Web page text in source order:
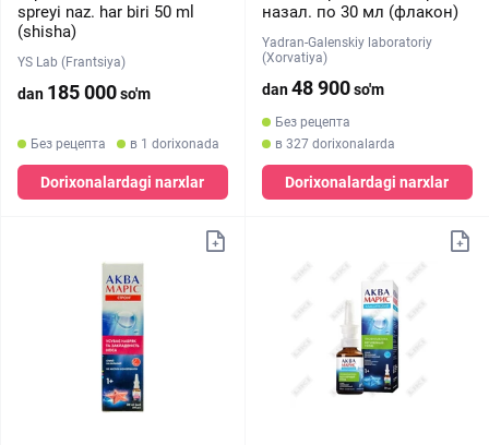
spreyi naz. har biri 50 ml
(shisha)
YS Lab (Frantsiya)
dan 185 000so'm
Без рецепта в 1 dorixonada
Dorixonalardagi narxlar
назал. по 30 мл (флакон)
Yadran-Galenskiy laboratoriy
(Xorvatiya)
dan48 900so'm
Без рецепта
в 327 dorixonalarda
Dorixonalardagi narxlar